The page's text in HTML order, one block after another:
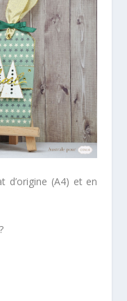
d’origine (A4) et en